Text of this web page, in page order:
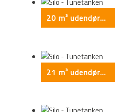
20 m³ udendørs silo
21 m³ udendørs silo